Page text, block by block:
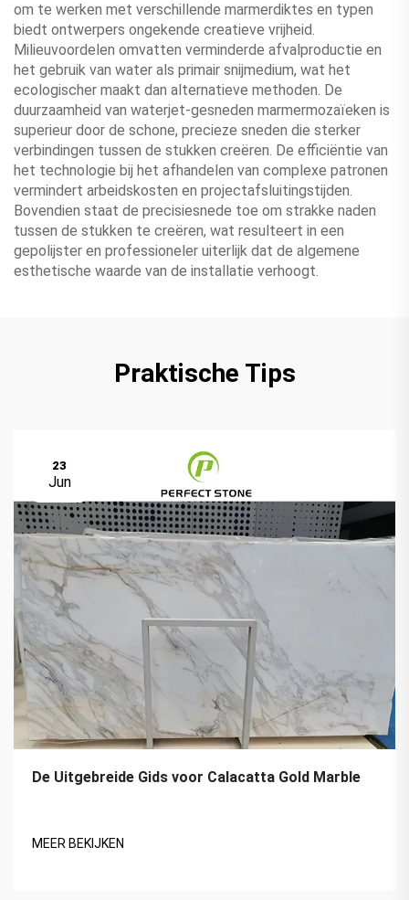
om te werken met verschillende marmerdiktes en typen
biedt ontwerpers ongekende creatieve vrijheid.
Milieuvoordelen omvatten verminderde afvalproductie en
het gebruik van water als primair snijmedium, wat het
ecologischer maakt dan alternatieve methoden. De
duurzaamheid van waterjet-gesneden marmermozaïeken is
superieur door de schone, precieze sneden die sterker
verbindingen tussen de stukken creëren. De efficiëntie van
het technologie bij het afhandelen van complexe patronen
vermindert arbeidskosten en projectafsluitingstijden.
Bovendien staat de precisiesnede toe om strakke naden
tussen de stukken te creëren, wat resulteert in een
gepolijster en professioneler uiterlijk dat de algemene
esthetische waarde van de installatie verhoogt.
Praktische Tips
23
Jun
De Uitgebreide Gids voor Calacatta Gold Marble
MEER BEKIJKEN